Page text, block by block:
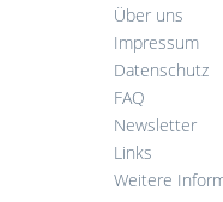
Über uns
Impressum
Datenschutz
FAQ
Newsletter
Links
Weitere